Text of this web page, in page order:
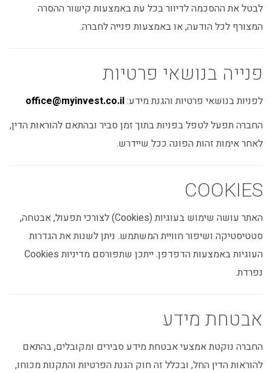
לבטל את ההסכמה לדיוור בכל עת באמצעות קישור ההסרה
המצורף לכל הודעה, או באמצעות פנייה לחברה.
פנייה בנושאי פרטיות
לפניות בנושאי פרטיות והגנת מידע:office@myinvest.co.il
החברה תפעל לטפל בפניות בתוך זמן סביר ובהתאם להוראות הדין,
לאחר אימות זהות הפונה ככל שיידרש.
COOKIES
האתר עושה שימוש בעוגיות (Cookies) לצורכי תפעול, אבטחה,
סטטיסטיקה ושיפור חוויית המשתמש. ניתן לשנות את הגדרות
העוגיות באמצעות הדפדפן. ייתכן שתפורסם מדיניות Cookies
נפרדת.
אבטחת מידע
החברה נוקטת אמצעי אבטחת מידע סבירים ומקובלים, בהתאם
להוראות הדין החל, ובכלל זה חוק הגנת הפרטיות והתקנות מכוחו,